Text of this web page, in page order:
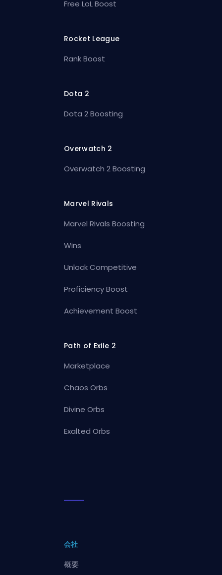
Free LoL Boost
Rocket League
Rank Boost
Dota 2
Dota 2 Boosting
Overwatch 2
Overwatch 2 Boosting
Marvel Rivals
Marvel Rivals Boosting
Wins
Unlock Competitive
Proficiency Boost
Achievement Boost
Path of Exile 2
Marketplace
Chaos Orbs
Divine Orbs
Exalted Orbs
会社
概要